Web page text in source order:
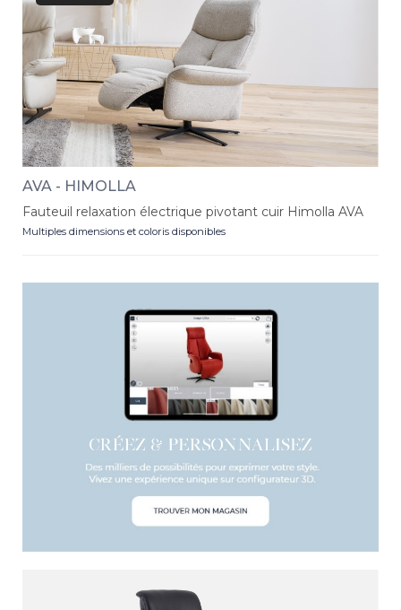
AVA - HIMOLLA
Fauteuil relaxation électrique pivotant cuir Himolla AVA
Multiples dimensions et coloris disponibles